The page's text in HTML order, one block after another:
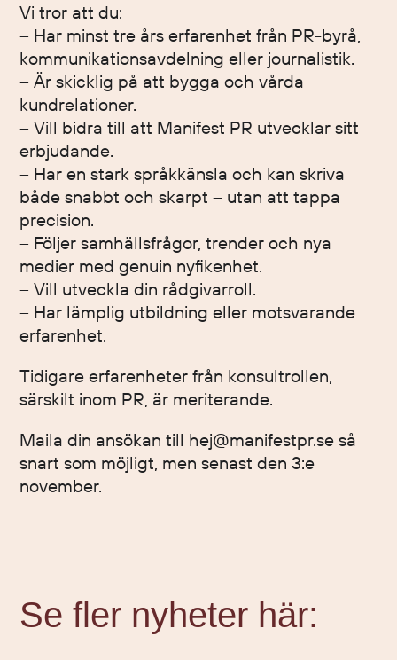
Vi tror att du:
– Har minst tre års erfarenhet från PR-byrå,
kommunikationsavdelning eller journalistik.
– Är skicklig på att bygga och vårda
kundrelationer.
– Vill bidra till att Manifest PR utvecklar sitt
erbjudande.
– Har en stark språkkänsla och kan skriva
både snabbt och skarpt – utan att tappa
precision.
– Följer samhällsfrågor, trender och nya
medier med genuin nyfikenhet.
– Vill utveckla din rådgivarroll.
– Har lämplig utbildning eller motsvarande
erfarenhet.
Tidigare erfarenheter från konsultrollen,
särskilt inom PR, är meriterande.
Maila din ansökan till hej@manifestpr.se så
snart som möjligt, men senast den 3:e
november.
Se fler nyheter här: